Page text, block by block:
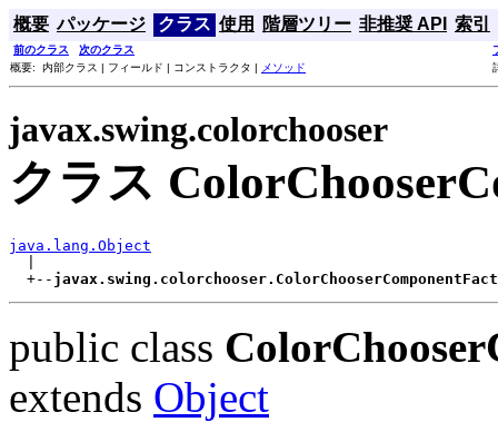
概要 パッケージ クラス 使用 階層ツリー 非推奨 API 索引
前のクラス 次のクラス
概要: 内部クラス | フィールド | コンストラクタ |
メソッド
javax.swing.colorchooser
クラス
java.lang.Object
  +--
public class
extends Object